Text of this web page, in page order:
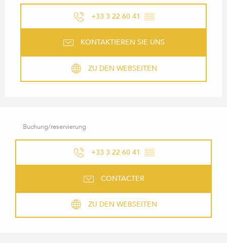
+33 3 22 60 41 ▒▒
KONTAKTIEREN SIE UNS
ZU DEN WEBSEITEN
Buchung/reservierung
+33 3 22 60 41 ▒▒
CONTACTER
ZU DEN WEBSEITEN